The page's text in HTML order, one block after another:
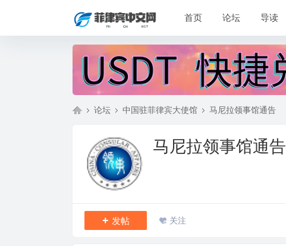
首页 论坛 导读
论坛
›
中国驻菲律宾大使馆
›
马尼拉领事馆通告
马尼拉领事馆通告
+ 发帖 关注